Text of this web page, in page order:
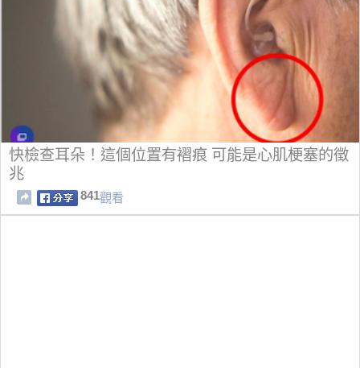
快檢查耳朵！這個位置有褶痕 可能是心肌梗塞的徵
兆
841觀看